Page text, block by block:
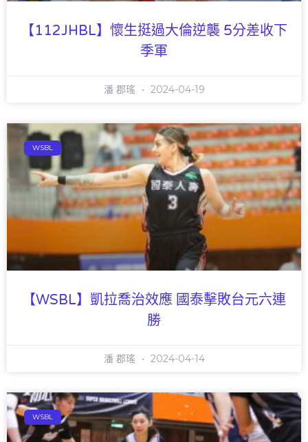
【112JHBL】懷生挺過大倫逆襲 5分差收下
季軍
潘 郡瑤 2024-04-19
WSBL
【WSBL】凱拉喬治效應 國泰擊敗台元六連
勝
潘 郡瑤 2024-04-14
WSBL